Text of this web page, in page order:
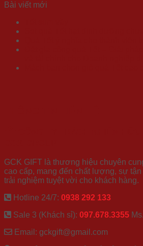
Bài viết mới
GCK GIFT là thương hiệu chuyên
cao cấp, mang đến chất lượng, sự
trải nghiệm tuyệt vời cho khách hàng.
Hotline 24/7: 0938 292 133
Sale 3 (Khách sỉ): 097.678.3355
Email: gckgift@gmail.com